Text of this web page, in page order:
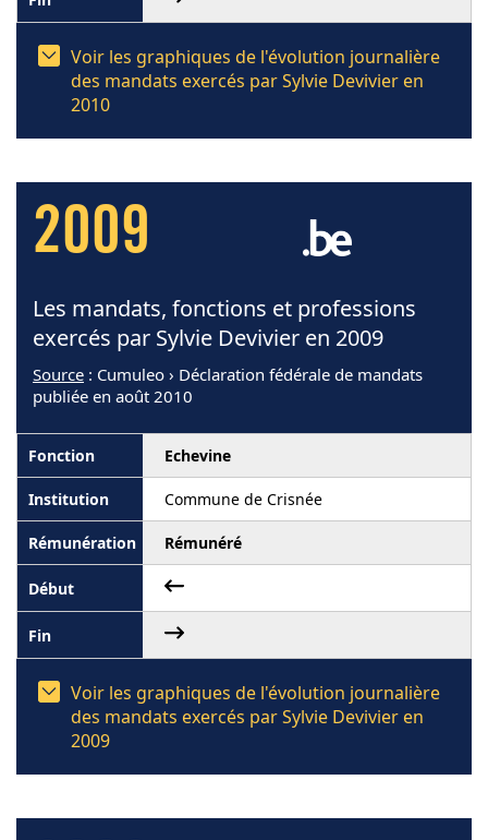
Voir les graphiques de l'évolution journalière
des mandats exercés par Sylvie Devivier en
2010
2009
Les mandats, fonctions et professions
exercés par Sylvie Devivier en 2009
Source : Cumuleo › Déclaration fédérale de mandats
publiée en août 2010
Echevine
Commune de Crisnée
Rémunéré
Voir les graphiques de l'évolution journalière
des mandats exercés par Sylvie Devivier en
2009